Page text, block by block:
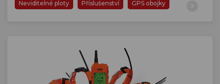
Neviditelné ploty Příslušenství GPS obojky